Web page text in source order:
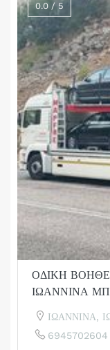
0.0 / 5
ΟΔΙΚΗ
ΙΩΑΝΝΙΝΑ
ΙΩΑΝΝΙΝΑ,
6945702604